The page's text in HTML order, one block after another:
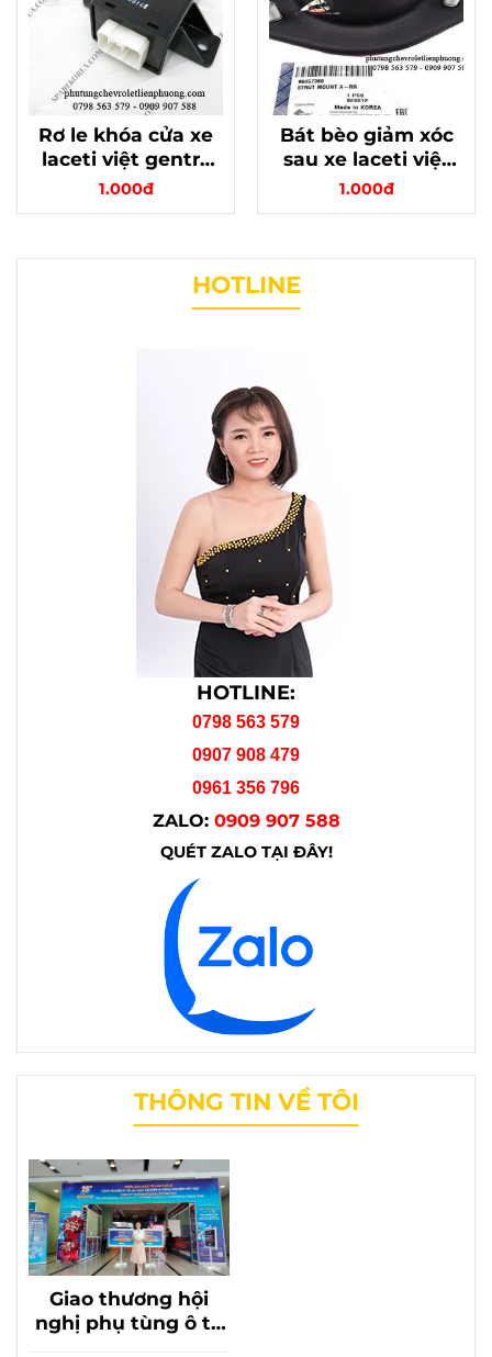
Rơ le khóa cửa xe
laceti việt gentra
aveo vivant hàng
chính hãng
1.000đ
Bát bèo giảm xóc
sau xe laceti việt
hãng xịn, mã
96457360
1.000đ
HOTLINE
HOTLINE:
0798 563 579
0907 908 479
0961 356 796
ZALO: 0909 907 588
QUÉT ZALO TẠI ĐÂY!
THÔNG TIN VỀ TÔI
Giao thương hội
nghị phụ tùng ô tô